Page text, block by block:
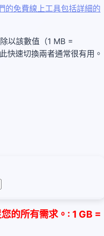
的免費線上工具包括詳細的
以該數值（1 MB =
快速切換兩者通常很有用。
的所有需求。: 1 GB =